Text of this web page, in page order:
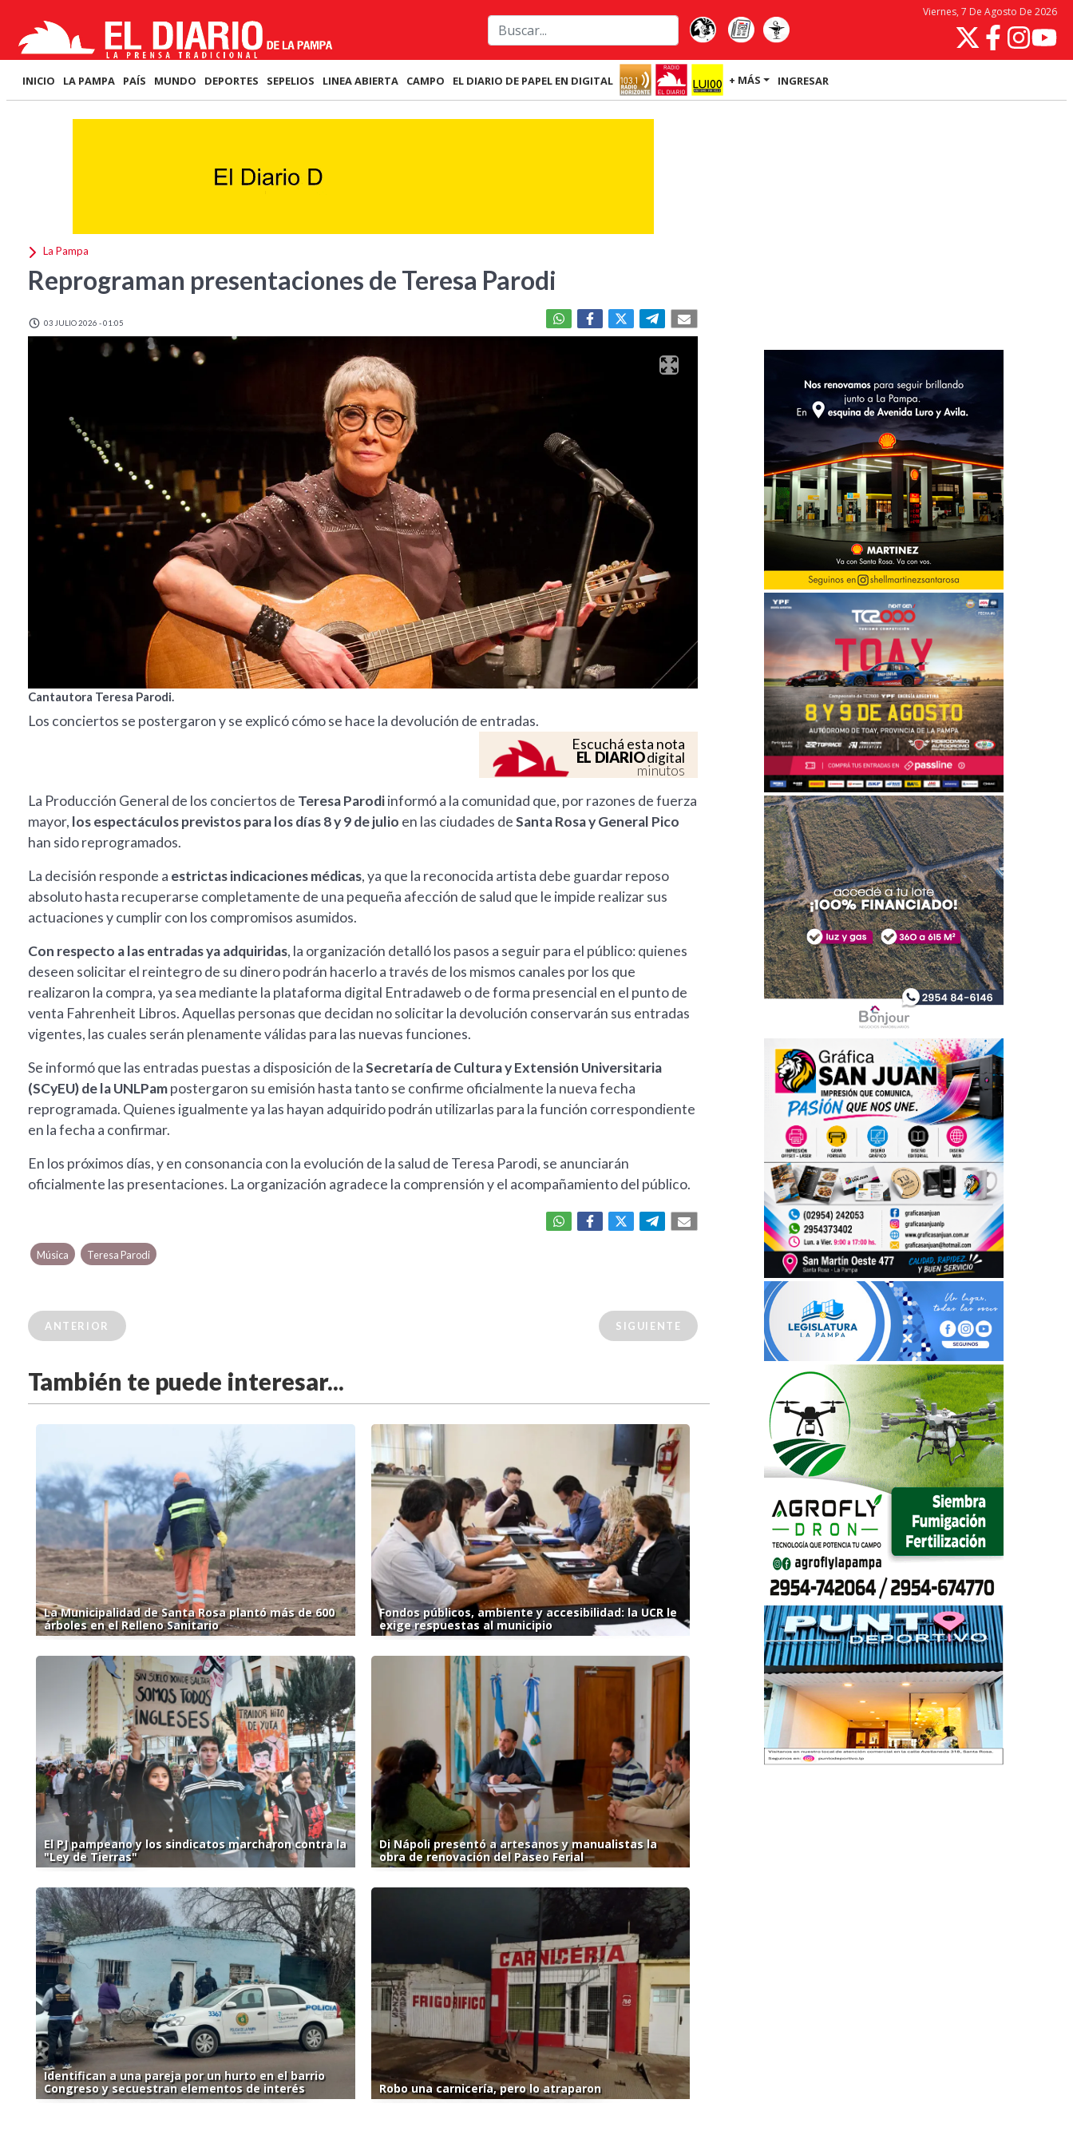
Viernes, 7 De Agosto De 2026
INICIO LA PAMPA PAÍS MUNDO DEPORTES SEPELIOS LINEA ABIERTA CAMPO EL DIARIO DE PAPEL EN DIGITAL + MÁS INGRESAR
La Pampa
Reprograman presentaciones de Teresa Parodi
03 JULIO 2026 - 01:05
Cantautora Teresa Parodi.
Los conciertos se postergaron y se explicó cómo se hace la devolución de entradas.
Escuchá esta nota
EL DIARIOdigital
minutos
La Producción General de los conciertos de Teresa Parodiinformó a la comunidad que, por razones de fuerza
mayor, los espectáculos previstos para los días 8 y 9 de julio en las ciudades deSanta Rosa y General Pico
han sido reprogramados.
La decisión responde a estrictas indicaciones médicas, ya que la reconocida artista debe guardar reposo
absoluto hasta recuperarse completamente de una pequeña afección de salud que le impide realizar sus
actuaciones y cumplir con los compromisos asumidos.
Con respecto a las entradas ya adquiridas, la organización detalló los pasos a seguir para el público: quienes
deseen solicitar el reintegro de su dinero podrán hacerlo a través de los mismos canales por los que
realizaron la compra, ya sea mediante la plataforma digital Entradaweb o de forma presencial en el punto de
venta Fahrenheit Libros. Aquellas personas que decidan no solicitar la devolución conservarán sus entradas
vigentes, las cuales serán plenamente válidas para las nuevas funciones.
Se informó que las entradas puestas a disposición de laSecretaría de Cultura y Extensión Universitaria
(SCyEU) de la UNLPampostergaron su emisión hasta tanto se confirme oficialmente la nueva fecha
reprogramada. Quienes igualmente ya las hayan adquirido podrán utilizarlas para la función correspondiente
en la fecha a confirmar.
En los próximos días, y en consonancia con la evolución de la salud de Teresa Parodi, se anunciarán
oficialmente las presentaciones. La organización agradece la comprensión y el acompañamiento del público.
Música Teresa Parodi
ANTERIOR SIGUIENTE
También te puede interesar...
La Municipalidad de Santa Rosa plantó más de 600
árboles en el Relleno Sanitario
Fondos públicos, ambiente y accesibilidad: la UCR le
exige respuestas al municipio
El PJ pampeano y los sindicatos marcharon contra la
"Ley de Tierras"
Di Nápoli presentó a artesanos y manualistas la
obra de renovación del Paseo Ferial
Identifican a una pareja por un hurto en el barrio
Congreso y secuestran elementos de interés
Robo una carnicería, pero lo atraparon